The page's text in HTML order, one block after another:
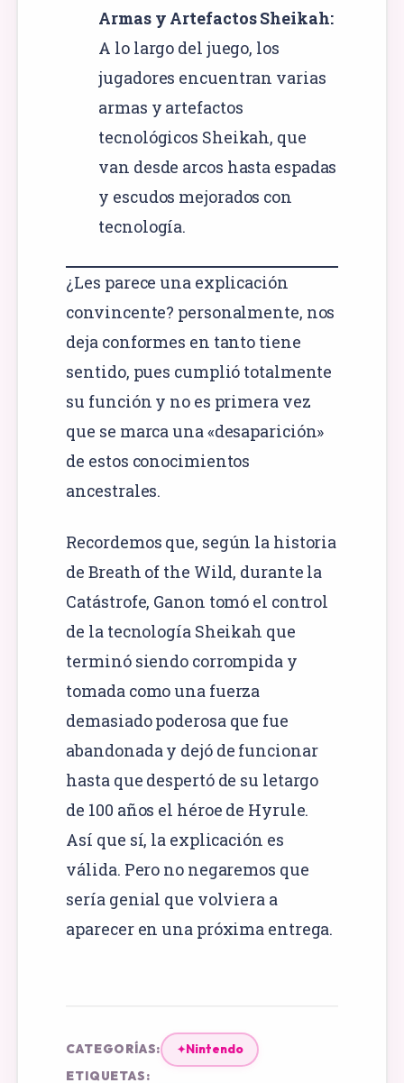
Armas y Artefactos Sheikah:
A lo largo del juego, los
jugadores encuentran varias
armas y artefactos
tecnológicos Sheikah, que
van desde arcos hasta espadas
y escudos mejorados con
tecnología.
¿Les parece una explicación
convincente? personalmente, nos
deja conformes en tanto tiene
sentido, pues cumplió totalmente
su función y no es primera vez
que se marca una «desaparición»
de estos conocimientos
ancestrales.
Recordemos que, según la historia
de Breath of the Wild, durante la
Catástrofe, Ganon tomó el control
de la tecnología Sheikah que
terminó siendo corrompida y
tomada como una fuerza
demasiado poderosa que fue
abandonada y dejó de funcionar
hasta que despertó de su letargo
de 100 años el héroe de Hyrule.
Así que sí, la explicación es
válida. Pero no negaremos que
sería genial que volviera a
aparecer en una próxima entrega.
CATEGORÍAS: ✦Nintendo
ETIQUETAS: